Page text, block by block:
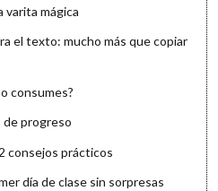
varita mágica
el texto: mucho más que copiar
consumes?
de progreso
consejos prácticos
día de clase sin sorpresas